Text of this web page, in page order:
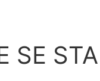
SE STA